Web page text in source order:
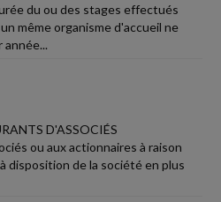
du ou des stages effectués
même organisme d'accueil ne
année...
D'ASSOCIÉS
ou aux actionnaires à raison
disposition de la société en plus